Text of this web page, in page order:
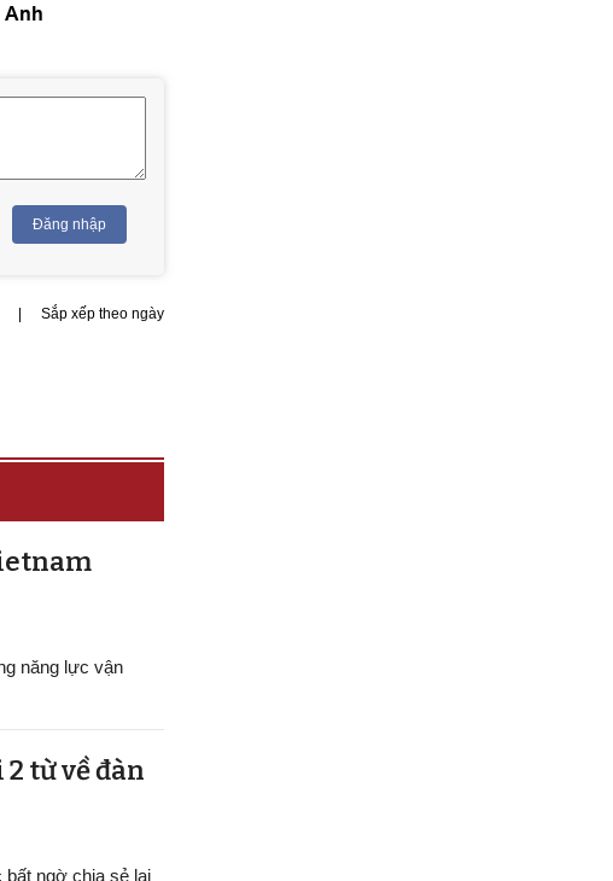
Anh
Đăng nhập
| Sắp xếp theo ngày
năng lực vận
từ về đàn
bất ngờ chia sẻ lại